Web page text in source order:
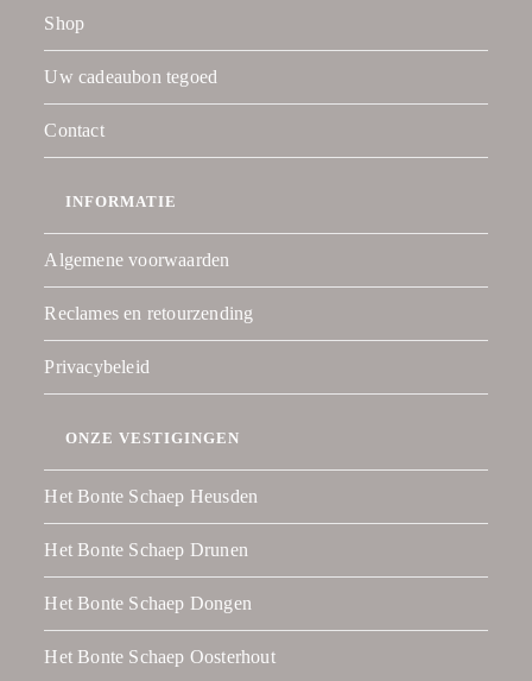
Shop
Uw cadeaubon tegoed
Contact
INFORMATIE
Algemene voorwaarden
Reclames en retourzending
Privacybeleid
ONZE VESTIGINGEN
Het Bonte Schaep Heusden
Het Bonte Schaep Drunen
Het Bonte Schaep Dongen
Het Bonte Schaep Oosterhout